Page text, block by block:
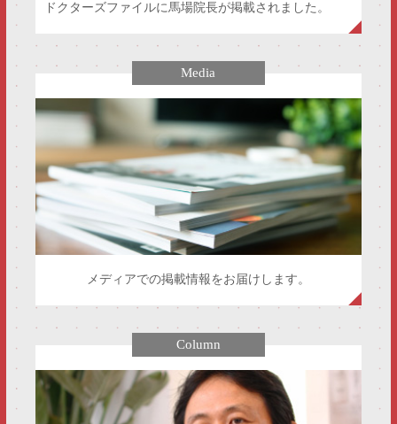
ドクターズファイルに馬場院長が掲載されました。
Media
メディアでの掲載情報をお届けします。
Column